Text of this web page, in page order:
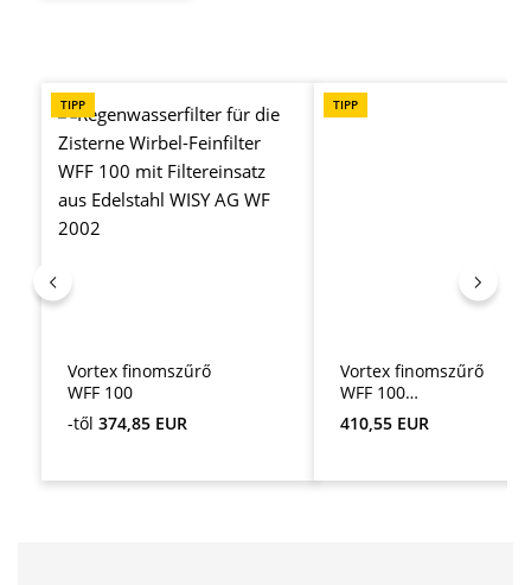
TIPP
Vortex finomszűrő
WFF 100
Normál ár:
-től 374,85 EUR
TIPP
Vortex finomszűrő
WFF 100
hosszabbítócsővel
Normál ár:
410,55 EUR